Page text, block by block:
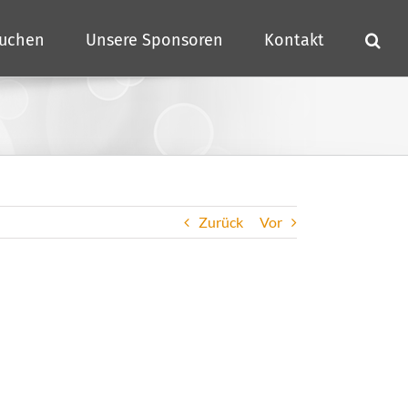
Unsere Sponsoren Kontakt
Zurück Vor